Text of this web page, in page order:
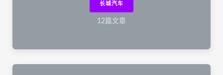
长城汽车
12篇文章